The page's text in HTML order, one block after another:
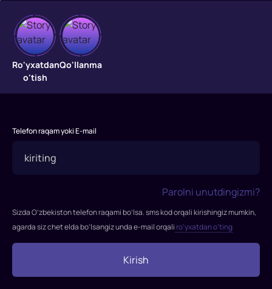
Devdas
Zamindar
Narayan
boylik
hayotidan
dunyoda
o‘sgan.
Go'zal
Paro
Ro'yxatdan
o'tish
Qo'llanma
Telefon raqam yoki E-mail
Parolni unutdingizmi?
Sizda O’zbekiston telefon raqami bo’lsa. sms kod orqali kirishingiz mumkin,
agarda siz chet elda bo’lsangiz unda e-mail orqali ro’yxatdan o’ting
Kirish